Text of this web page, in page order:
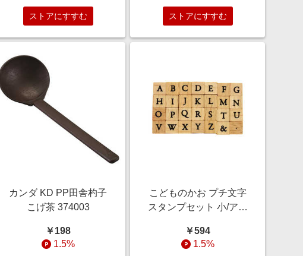
ストアにすすむ ストアにすすむ
カンダ KD PP田舎杓子
こげ茶 374003
￥198
1.5%
こどものかお プチ文字
スタンプセット 小/アル
016
￥594
1.5%